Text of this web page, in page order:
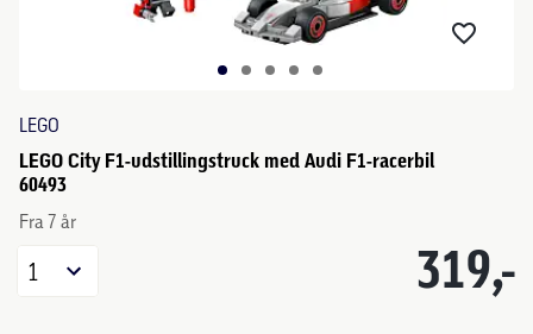
LEGO
LEGO City F1-udstillingstruck med Audi F1-racerbil
60493
Fra 7 år
319,-
1